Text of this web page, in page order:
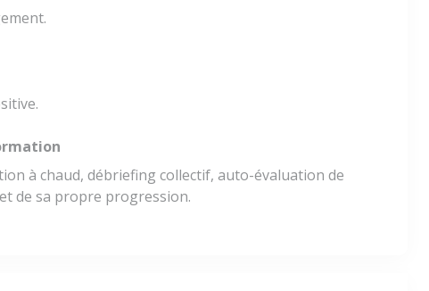
à chaud, débriefing collectif, auto-évaluation de
de sa propre progression.